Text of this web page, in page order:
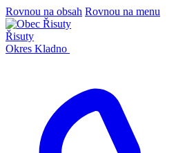
Rovnou na obsah Rovnou na menu
Řisuty
Okres Kladno